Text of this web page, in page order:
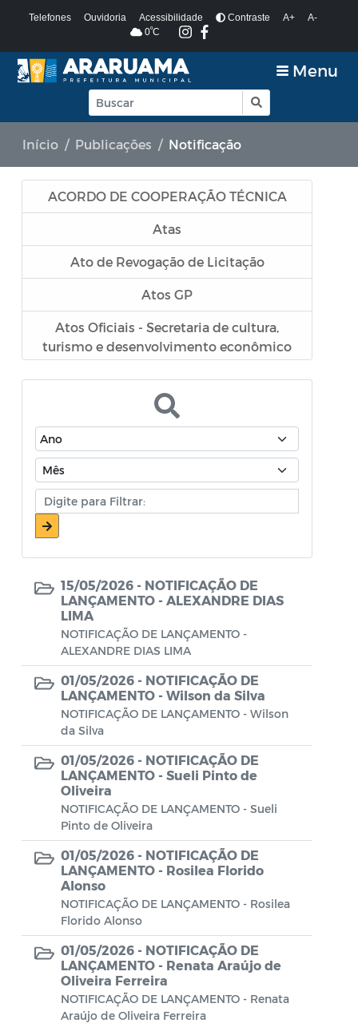
Telefones Ouvidoria Acessibilidade Contraste A+
A-
0ºC
Menu
Início Publicações Notificação
ACORDO DE COOPERAÇÃO TÉCNICA
Atas
Ato de Revogação de Licitação
Atos GP
Atos Oficiais - Secretaria de cultura,
turismo e desenvolvimento econômico
Atos Oficiais - Secretaria de Educação
Atos Oficiais - Secretaria de Fazenda e
Planejamento
Atos Oficiais - Secretaria de Saúde
Atos Oficiais - Secretaria de Transportes
Atos Oficiais - Secretaria Municipal de
Atos Oficiais - Secretaria Municipal de
Política Social, Trabalho, Habitação,
Terceira Idade e Desenvolvimento
Humano
Autorização Para Início de Obras
Aviso de rescisão unilateral
CADEP - Comissão de Análise de Defesa
Prévia
CONCURSO GUARDA MUNICIPAL Nº 002
Concurso Público
Conselho Municipal - CACS FUNDEB
Conselho Municipal de Assistência Social
de Araruama - COMASO
Conselho Municipal de Educação
Conselho Municipal de Habitação -
CMHA
15/05/2026 - NOTIFICAÇÃO DE
LANÇAMENTO - ALEXANDRE DIAS
LIMA
NOTIFICAÇÃO DE LANÇAMENTO -
ALEXANDRE DIAS LIMA
01/05/2026 - NOTIFICAÇÃO DE
LANÇAMENTO - Wilson da Silva
NOTIFICAÇÃO DE LANÇAMENTO - Wilson
da Silva
01/05/2026 - NOTIFICAÇÃO DE
LANÇAMENTO - Sueli Pinto de
Oliveira
NOTIFICAÇÃO DE LANÇAMENTO - Sueli
Pinto de Oliveira
01/05/2026 - NOTIFICAÇÃO DE
LANÇAMENTO - Rosilea Florido
Alonso
NOTIFICAÇÃO DE LANÇAMENTO - Rosilea
Florido Alonso
01/05/2026 - NOTIFICAÇÃO DE
LANÇAMENTO - Renata Araújo de
Oliveira Ferreira
NOTIFICAÇÃO DE LANÇAMENTO - Renata
Araújo de Oliveira Ferreira